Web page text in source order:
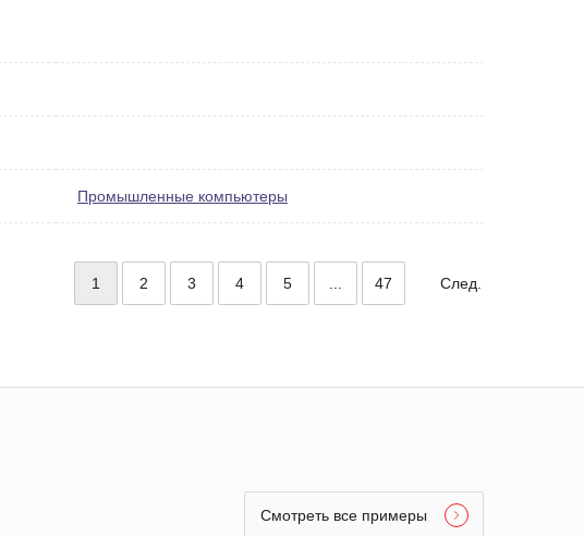
Промышленные компьютеры
1 2 3 4 5 47 След.
Смотреть все примеры